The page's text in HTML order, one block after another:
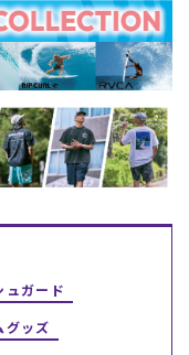
ュガード
グッズ